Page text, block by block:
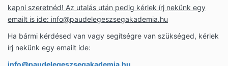
kapni szeretnéd! Az utalás után pedig kérlek írj nekünk egy
emailt is ide: info@paudelegeszsegakademia.hu
Ha bármi kérdésed van vagy segítségre van szükséged, kérlek
írj nekünk egy emailt ide: